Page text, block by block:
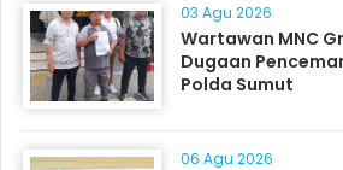
03 Agu 2026
Wartawan MNC
Dugaan
Polda Sumut
06 Agu 2026